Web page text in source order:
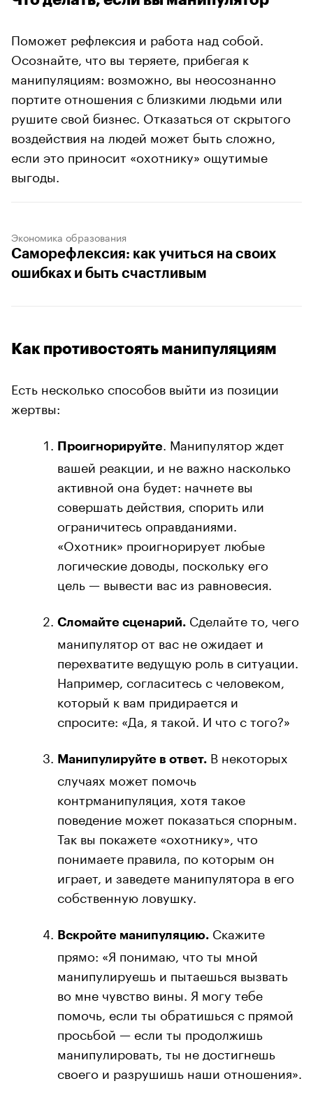
Поможет рефлексия и работа над собой.
Осознайте, что вы теряете, прибегая к
манипуляциям: возможно, вы неосознанно
портите отношения с близкими людьми или
рушите свой бизнес. Отказаться от скрытого
воздействия на людей может быть сложно,
если это приносит «охотнику» ощутимые
выгоды.
Экономика образования
Саморефлексия: как учиться на своих
ошибках и быть счастливым
Как противостоять манипуляциям
Есть несколько способов выйти из позиции
жертвы:
Проигнорируйте
. Манипулятор ждет
вашей реакции, и не важно насколько
активной она будет: начнете вы
совершать действия, спорить или
ограничитесь оправданиями.
«Охотник» проигнорирует любые
логические доводы, поскольку его
цель — вывести вас из равновесия.
Сломайте сценарий. Сделайте то, чего
манипулятор от вас не ожидает и
перехватите ведущую роль в ситуации.
Например, согласитесь с человеком,
который к вам придирается и
спросите: «Да, я такой. И что с того?»
Манипулируйте в ответ. В некоторых
случаях может помочь
контрманипуляция, хотя такое
поведение может показаться спорным.
Так вы покажете «охотнику», что
понимаете правила, по которым он
играет, и заведете манипулятора в его
собственную ловушку.
Вскройте манипуляцию. Скажите
прямо: «Я понимаю, что ты мной
манипулируешь и пытаешься вызвать
во мне чувство вины. Я могу тебе
помочь, если ты обратишься с прямой
просьбой — если ты продолжишь
манипулировать, ты не достигнешь
своего и разрушишь наши отношения».